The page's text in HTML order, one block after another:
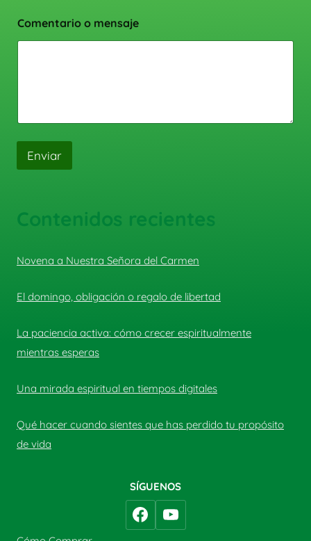
Comentario o mensaje
Enviar
Contenidos recientes
Novena a Nuestra Señora del Carmen
El domingo, obligación o regalo de libertad
La paciencia activa: cómo crecer espiritualmente
mientras esperas
Una mirada espiritual en tiempos digitales
Qué hacer cuando sientes que has perdido tu propósito
de vida
SÍGUENOS